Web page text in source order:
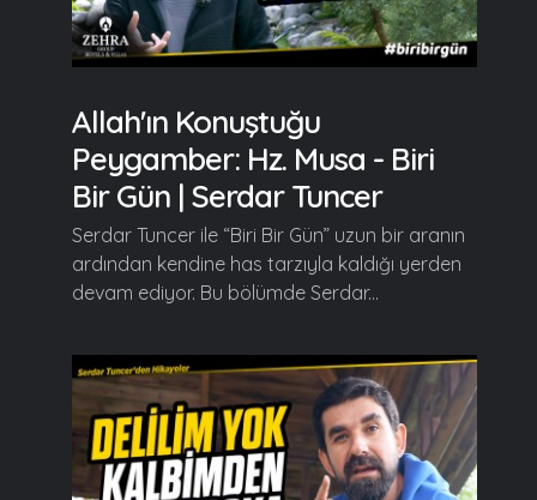
Allah'ın Konuştuğu
Peygamber: Hz. Musa - Biri
Bir Gün | Serdar Tuncer
Serdar Tuncer ile “Biri Bir Gün” uzun bir aranın
ardından kendine has tarzıyla kaldığı yerden
devam ediyor. Bu bölümde Serdar...